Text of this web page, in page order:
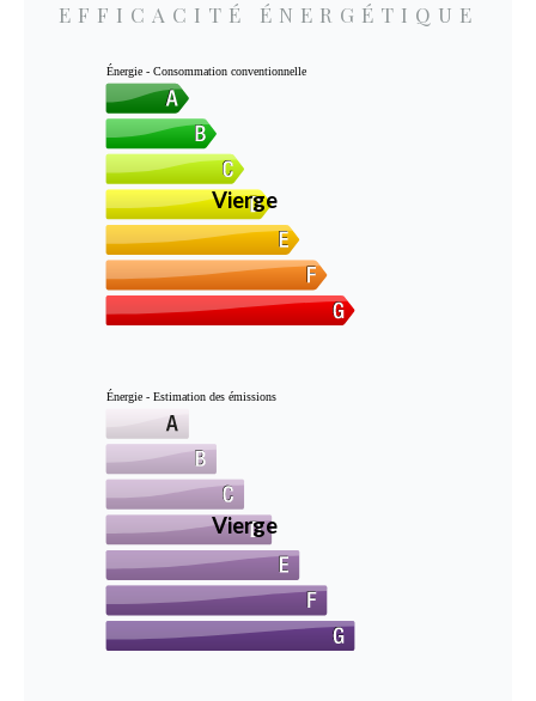
EFFICACITÉ ÉNERGÉTIQUE
Énergie - Consommation conventionnelle
Vierge
Énergie - Estimation des émissions
Vierge